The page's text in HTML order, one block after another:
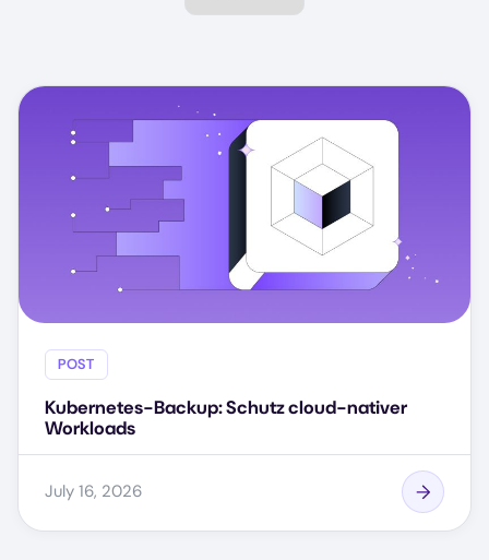
POST
Kubernetes-Backup: Schutz cloud-nativer
Workloads
July 16, 2026